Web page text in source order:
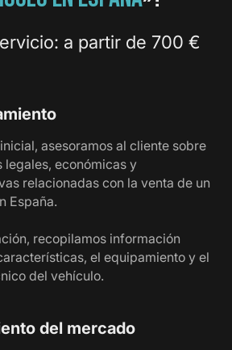
a partir de 700 €
asesoramos al cliente sobre
legales, económicas y
relacionadas con la venta de un
España.
recopilamos información
el equipamiento y el
del vehículo.
del mercado